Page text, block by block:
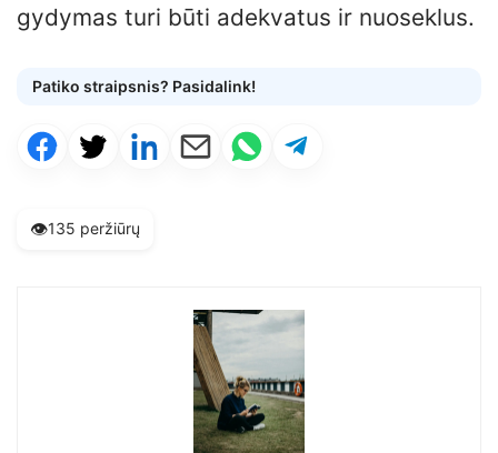
gydymas turi būti adekvatus ir nuoseklus.
Patiko straipsnis? Pasidalink!
👁️135 peržiūrų